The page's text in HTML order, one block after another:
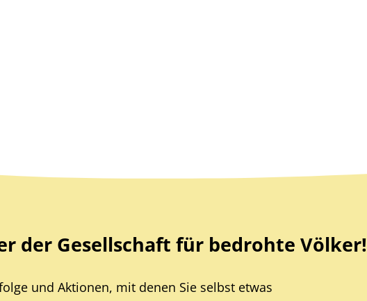
der Gesellschaft für bedrohte Völker!
und Aktionen, mit denen Sie selbst etwas